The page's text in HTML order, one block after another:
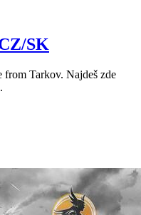
SK
Tarkov. Najdeš zde